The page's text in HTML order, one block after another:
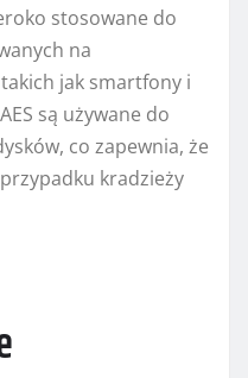
stosowane do
na
jak smartfony i
są używane do
co zapewnia, że
kradzieży